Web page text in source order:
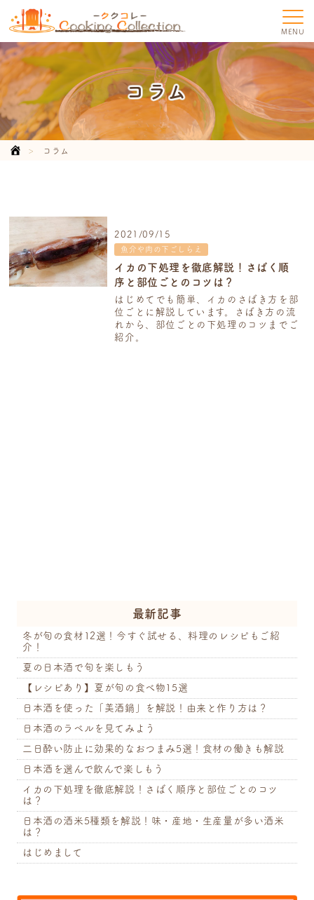
MENU
コラム
コラム
Now printing...
2021/09/15
魚介や肉の下ごしらえ
イカの下処理を徹底解説！さばく順
序と部位ごとのコツは？
はじめてでも簡単、イカのさばき方を部
位ごとに解説しています。さばき方の流
れから、部位ごとの下処理のコツまでご
紹介。
最新記事
冬が旬の食材12選！今すぐ試せる、料理のレシピもご紹
介！
夏の日本酒で旬を楽しもう
【レシピあり】夏が旬の食べ物15選
日本酒を使った「美酒鍋」を解説！由来と作り方は？
日本酒のラベルを見てみよう
二日酔い防止に効果的なおつまみ5選！食材の働きも解説
日本酒を選んで飲んで楽しもう
イカの下処理を徹底解説！さばく順序と部位ごとのコツ
は？
日本酒の酒米5種類を解説！味・産地・生産量が多い酒米
は？
はじめまして